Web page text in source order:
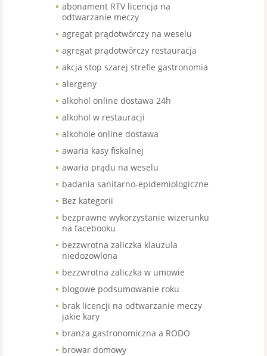
abonament RTV licencja na
odtwarzanie meczy
agregat prądotwórczy na weselu
agregat prądotwórczy restauracja
akcja stop szarej strefie gastronomia
alergeny
alkohol online dostawa 24h
alkohol w restauracji
alkohole online dostawa
awaria kasy fiskalnej
awaria prądu na weselu
badania sanitarno-epidemiologiczne
Bez kategorii
bezprawne wykorzystanie wizerunku
na facebooku
bezzwrotna zaliczka klauzula
niedozowlona
bezzwrotna zaliczka w umowie
blogowe podsumowanie roku
brak licencji na odtwarzanie meczy
jakie kary
branża gastronomiczna a RODO
browar domowy